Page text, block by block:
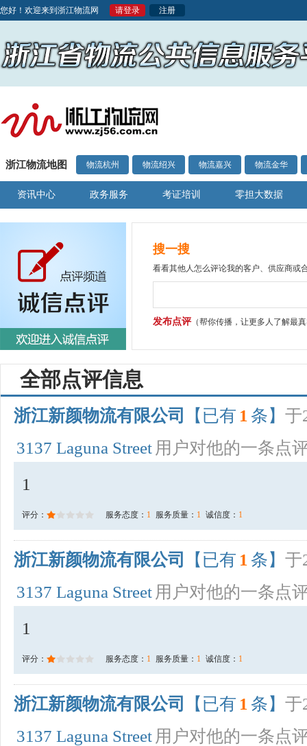
您好！欢迎来到浙江物流网 请登录 注册
浙江物流地图 物流杭州 物流绍兴 物流嘉兴 物流金华
资讯中心 政务服务 考证培训 零担大数据
搜一搜
看看其他人怎么评论我的客户、供应商或
发布点评（帮你传播，让更多人了解最
全部点评信息
浙江新颜物流有限公司 【已有 1 条】 于
3137 Laguna Street 用户对他的一条点
1
评分： 服务态度： 1 服务质量： 1 诚信度： 1
浙江新颜物流有限公司 【已有 1 条】 于
3137 Laguna Street 用户对他的一条点
1
评分： 服务态度： 1 服务质量： 1 诚信度： 1
浙江新颜物流有限公司 【已有 1 条】 于
3137 Laguna Street 用户对他的一条点